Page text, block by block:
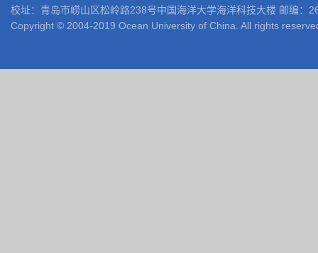
校址：青岛市崂山区松岭路238号中国海洋大学海洋科技大楼 邮编
Copyright © 2004-2019 Ocean University of China. All rights